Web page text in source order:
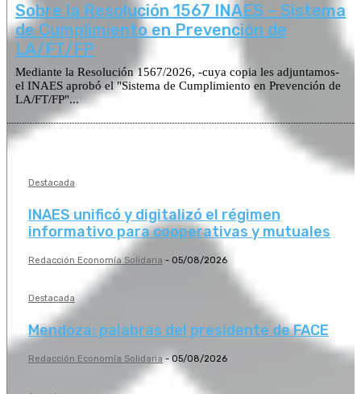
Sobre la Resolución 1567 INAES – Sistema
de Cumplimiento en Prevención de
LA/FT/FP
Mediante la Resolución 1567/2026, -cuya copia les adjuntamos-
el INAES aprobó el "Sistema de Cumplimiento en Prevención de
LA/FT/FP"...
Destacada
INAES unificó y digitalizó el régimen
informativo para cooperativas y mutuales
Redacción Economía Solidaria - 05/08/2026
Destacada
Mendoza: palabras del presidente de FACE
Redacción Economía Solidaria - 05/08/2026